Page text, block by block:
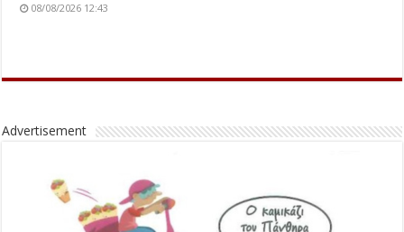
08/08/2026 12:43
Advertisement